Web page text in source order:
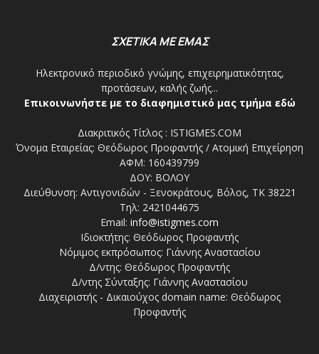
ΣΧΕΤΙΚΑ ΜΕ ΕΜΑΣ
Ηλεκτρονικό περιοδικό γνώμης, επιχειρηματικότητας,
προτάσεων, καλής ζωής...
Επικοινωνήστε με το διαφημιστικό μας τμήμα εδώ
Διακριτικός Τίτλος : ISTIGMES.COM
Όνομα Εταιρείας: Θεόδωρος Προφαντής / Ατομική Επιχείρηση
ΑΦΜ: 160439799
ΔΟΥ: ΒΟΛΟΥ
Διεύθυνση: Αντιγονιδών - Ξενοκράτους, Βόλος, ΤΚ 38221
Τηλ: 2421044675
Email: info@istigmes.com
Ιδιοκτήτης: Θεόδωρος Προφαντής
Νόμιμος εκπρόσωπος: Γιάννης Αναστασίου
Δ/ντης: Θεόδωρος Προφαντής
Δ/ντης Σύνταξης: Γιάννης Αναστασίου
Διαχειριστής - Δικαιούχος domain name: Θεόδωρος
Προφαντής